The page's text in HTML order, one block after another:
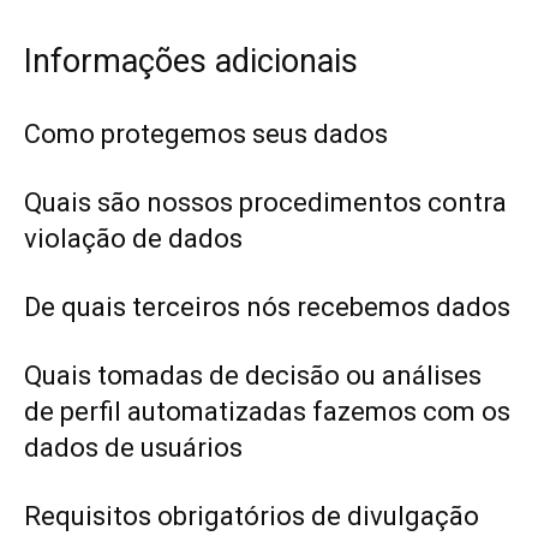
Informações adicionais
Como protegemos seus dados
Quais são nossos procedimentos contra
violação de dados
De quais terceiros nós recebemos dados
Quais tomadas de decisão ou análises
de perfil automatizadas fazemos com os
dados de usuários
Requisitos obrigatórios de divulgação